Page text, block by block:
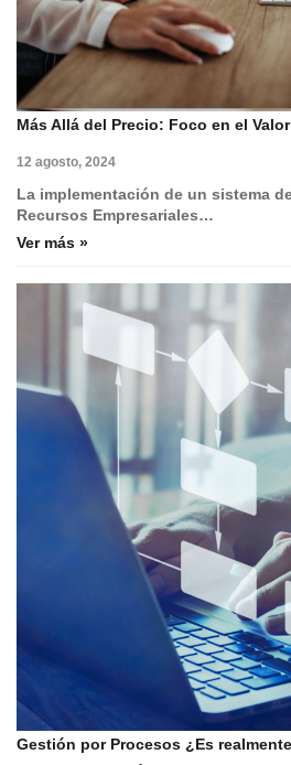
Más Allá del Precio: Foco en el
12 agosto, 2024
La implementación de un sistema
Recursos Empresariales…
Ver más »
Gestión por Procesos ¿Es